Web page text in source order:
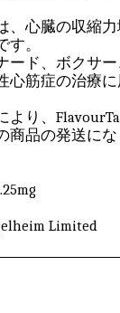
、心臓の収縮
す。
ード、ボクサ
心筋症の治療に
り、
商品の発送に
Limited